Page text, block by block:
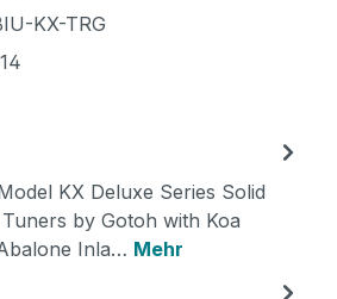
KX-TRG
KX Deluxe Series Solid
by Gotoh with Koa
Inla… Mehr